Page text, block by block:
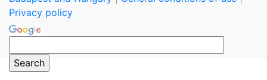
Privacy policy